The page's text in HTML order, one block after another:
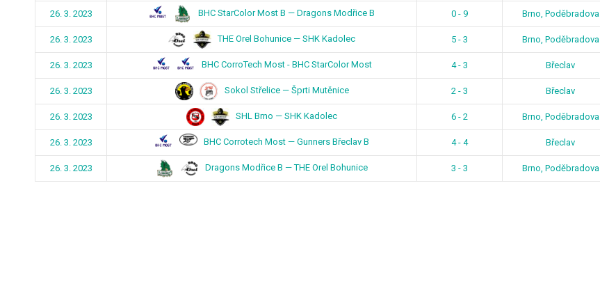
26. 3. 2023 BHC StarColor Most B — Dragons Modřice B 0 - 9 Brno, Poděbradova
26. 3. 2023 THE Orel Bohunice — SHK Kadolec 5 - 3 Brno, Poděbradova
26. 3. 2023 BHC CorroTech Most - BHC StarColor Most 4 - 3 Břeclav
26. 3. 2023 Sokol Střelice — Šprti Mutěnice 2 - 3 Břeclav
26. 3. 2023 SHL Brno — SHK Kadolec 6 - 2 Brno, Poděbradova
26. 3. 2023 BHC Corrotech Most — Gunners Břeclav B 4 - 4 Břeclav
26. 3. 2023 Dragons Modřice B — THE Orel Bohunice 3 - 3 Brno, Poděbradova